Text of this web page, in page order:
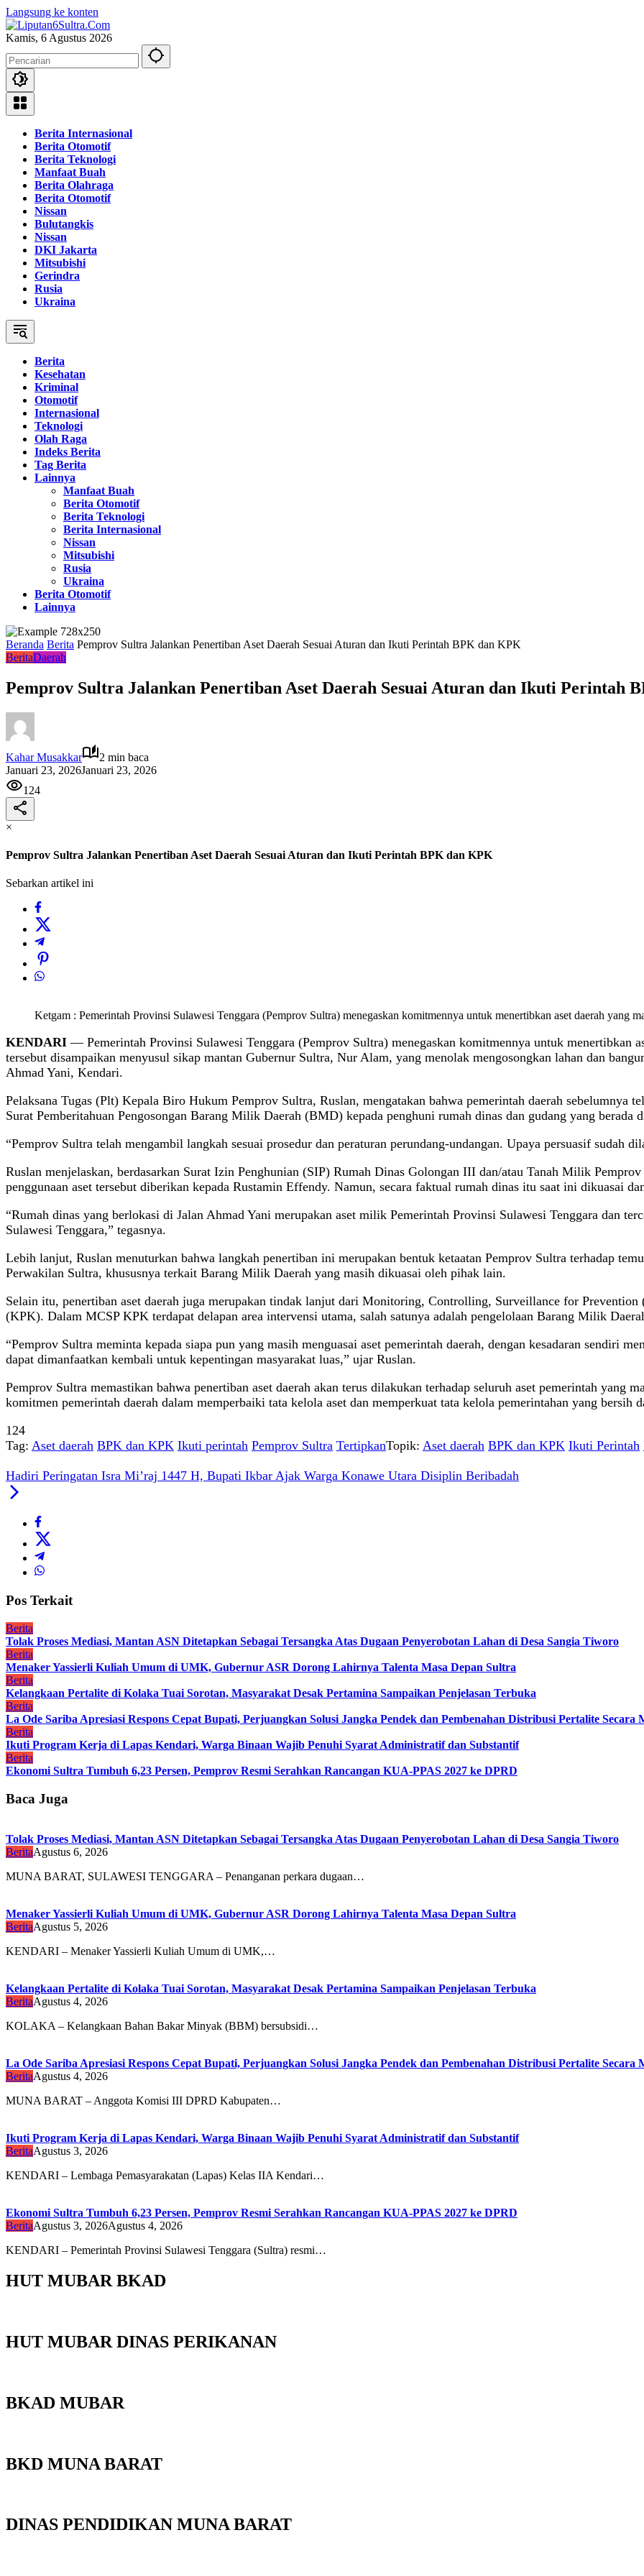
Langsung ke konten
Kamis, 6 Agustus 2026
Berita Internasional
Berita Otomotif
Berita Teknologi
Manfaat Buah
Berita Olahraga
Berita Otomotif
Nissan
Bulutangkis
Nissan
DKI Jakarta
Mitsubishi
Gerindra
Rusia
Ukraina
Berita
Kesehatan
Kriminal
Otomotif
Internasional
Teknologi
Olah Raga
Indeks Berita
Tag Berita
Lainnya
Manfaat Buah
Berita Otomotif
Berita Teknologi
Berita Internasional
Nissan
Mitsubishi
Rusia
Ukraina
Berita Otomotif
Lainnya
Beranda Berita Pemprov Sultra Jalankan Penertiban Aset Daerah Sesuai Aturan dan Ikuti Perintah BPK dan KPK
BeritaDaerah
Pemprov Sultra Jalankan Penertiban Aset Daerah Sesuai Aturan dan Ikuti Perintah
Kahar Musakkar
2 min baca
Januari 23, 2026Januari 23, 2026
124
×
Pemprov Sultra Jalankan Penertiban Aset Daerah Sesuai Aturan dan Ikuti Perintah BPK dan KPK
Sebarkan artikel ini
Ketgam : Pemerintah Provinsi Sulawesi Tenggara (Pemprov Sultra) menegaskan komitmennya untuk menertibkan aset daerah yang
KENDARI — Pemerintah Provinsi Sulawesi Tenggara (Pemprov Sultra) menegaskan komitmennya untuk menertibkan
tersebut disampaikan menyusul sikap mantan Gubernur Sultra, Nur Alam, yang menolak mengosongkan lahan dan
Ahmad Yani, Kendari.
Pelaksana Tugas (Plt) Kepala Biro Hukum Pemprov Sultra, Ruslan, mengatakan bahwa pemerintah daerah sebelumnya
Surat Pemberitahuan Pengosongan Barang Milik Daerah (BMD) kepada penghuni rumah dinas dan gudang yang berada
“Pemprov Sultra telah mengambil langkah sesuai prosedur dan peraturan perundang-undangan. Upaya persuasif sudah
Ruslan menjelaskan, berdasarkan Surat Izin Penghunian (SIP) Rumah Dinas Golongan III dan/atau Tanah Milik
penggunaan aset tersebut diberikan kepada Rustamin Effendy. Namun, secara faktual rumah dinas itu saat ini dikuasai
“Rumah dinas yang berlokasi di Jalan Ahmad Yani merupakan aset milik Pemerintah Provinsi Sulawesi Tenggara dan
Sulawesi Tenggara,” tegasnya.
Lebih lanjut, Ruslan menuturkan bahwa langkah penertiban ini merupakan bentuk ketaatan Pemprov Sultra terhadap
Perwakilan Sultra, khususnya terkait Barang Milik Daerah yang masih dikuasai oleh pihak lain.
Selain itu, penertiban aset daerah juga merupakan tindak lanjut dari Monitoring, Controlling, Surveillance for
(KPK). Dalam MCSP KPK terdapat delapan area intervensi utama, salah satunya adalah pengelolaan Barang Milik
“Pemprov Sultra meminta kepada siapa pun yang masih menguasai aset pemerintah daerah, dengan kesadaran sendiri
dapat dimanfaatkan kembali untuk kepentingan masyarakat luas,” ujar Ruslan.
Pemprov Sultra memastikan bahwa penertiban aset daerah akan terus dilakukan terhadap seluruh aset pemerintah yang
komitmen pemerintah daerah dalam memperbaiki tata kelola aset dan memperkuat tata kelola pemerintahan yang bersih
124
Tag: Aset daerah BPK dan KPK Ikuti perintah Pemprov Sultra TertipkanTopik: Aset daerah BPK dan KPK Ikuti Perintah
Hadiri Peringatan Isra Mi’raj 1447 H, Bupati Ikbar Ajak Warga Konawe Utara Disiplin Beribadah
Pos Terkait
Berita
Tolak Proses Mediasi, Mantan ASN Ditetapkan Sebagai Tersangka Atas Dugaan Penyerobotan Lahan di Desa Sangia Tiworo
Berita
Menaker Yassierli Kuliah Umum di UMK, Gubernur ASR Dorong Lahirnya Talenta Masa Depan Sultra
Berita
Kelangkaan Pertalite di Kolaka Tuai Sorotan, Masyarakat Desak Pertamina Sampaikan Penjelasan Terbuka
Berita
La Ode Sariba Apresiasi Respons Cepat Bupati, Perjuangkan Solusi Jangka Pendek dan Pembenahan Distribusi Pertalite Secara
Berita
Ikuti Program Kerja di Lapas Kendari, Warga Binaan Wajib Penuhi Syarat Administratif dan Substantif
Berita
Ekonomi Sultra Tumbuh 6,23 Persen, Pemprov Resmi Serahkan Rancangan KUA-PPAS 2027 ke DPRD
Baca Juga
Tolak Proses Mediasi, Mantan ASN Ditetapkan Sebagai Tersangka Atas Dugaan Penyerobotan Lahan di Desa Sangia Tiworo
BeritaAgustus 6, 2026
MUNA BARAT, SULAWESI TENGGARA – Penanganan perkara dugaan…
Menaker Yassierli Kuliah Umum di UMK, Gubernur ASR Dorong Lahirnya Talenta Masa Depan Sultra
BeritaAgustus 5, 2026
KENDARI – Menaker Yassierli Kuliah Umum di UMK,…
Kelangkaan Pertalite di Kolaka Tuai Sorotan, Masyarakat Desak Pertamina Sampaikan Penjelasan Terbuka
BeritaAgustus 4, 2026
KOLAKA – Kelangkaan Bahan Bakar Minyak (BBM) bersubsidi…
La Ode Sariba Apresiasi Respons Cepat Bupati, Perjuangkan Solusi Jangka Pendek dan Pembenahan Distribusi Pertalite Secara
BeritaAgustus 4, 2026
MUNA BARAT – Anggota Komisi III DPRD Kabupaten…
Ikuti Program Kerja di Lapas Kendari, Warga Binaan Wajib Penuhi Syarat Administratif dan Substantif
BeritaAgustus 3, 2026
KENDARI – Lembaga Pemasyarakatan (Lapas) Kelas IIA Kendari…
Ekonomi Sultra Tumbuh 6,23 Persen, Pemprov Resmi Serahkan Rancangan KUA-PPAS 2027 ke DPRD
BeritaAgustus 3, 2026Agustus 4, 2026
KENDARI – Pemerintah Provinsi Sulawesi Tenggara (Sultra) resmi…
HUT MUBAR BKAD
HUT MUBAR DINAS PERIKANAN
BKAD MUBAR
BKD MUNA BARAT
DINAS PENDIDIKAN MUNA BARAT